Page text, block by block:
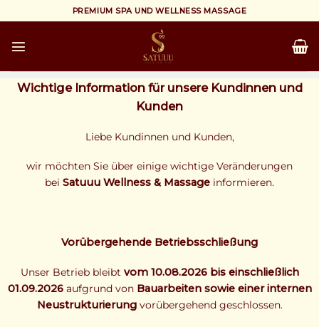
Inhalt
springen
PREMIUM SPA UND WELLNESS MASSAGE
Wichtige Information für unsere Kundinnen und
Kunden
Liebe Kundinnen und Kunden,
wir möchten Sie über einige wichtige Veränderungen
bei Satuuu Wellness & Massage informieren.
Vorübergehende Betriebsschließung
Unser Betrieb bleibt vom 10.08.2026 bis einschließlich
01.09.2026aufgrund von Bauarbeiten sowie einer internen
Neustrukturierungvorübergehend geschlossen.